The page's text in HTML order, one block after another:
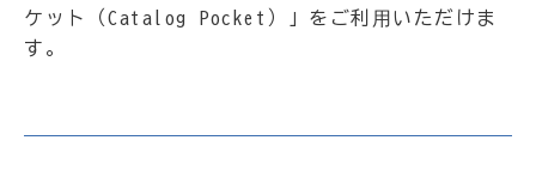
ケット（Catalog Pocket）」をご利⽤いただけま
す。